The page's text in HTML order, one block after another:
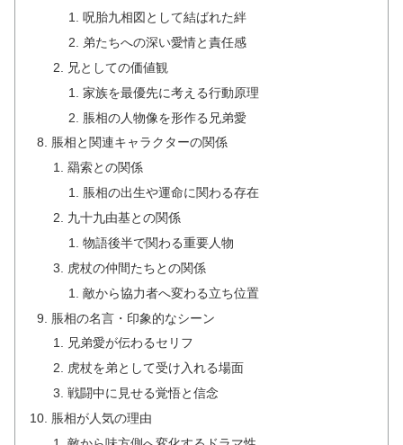
呪胎九相図として結ばれた絆
弟たちへの深い愛情と責任感
兄としての価値観
家族を最優先に考える行動原理
脹相の人物像を形作る兄弟愛
脹相と関連キャラクターの関係
羂索との関係
脹相の出生や運命に関わる存在
九十九由基との関係
物語後半で関わる重要人物
虎杖の仲間たちとの関係
敵から協力者へ変わる立ち位置
脹相の名言・印象的なシーン
兄弟愛が伝わるセリフ
虎杖を弟として受け入れる場面
戦闘中に見せる覚悟と信念
脹相が人気の理由